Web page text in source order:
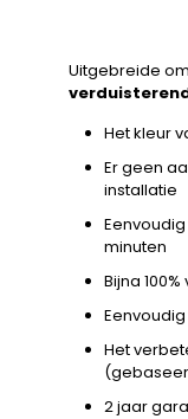
Uitgebreide
Het kleur
Er geen
installatie
minuten
Bijna
Het
2 jaar